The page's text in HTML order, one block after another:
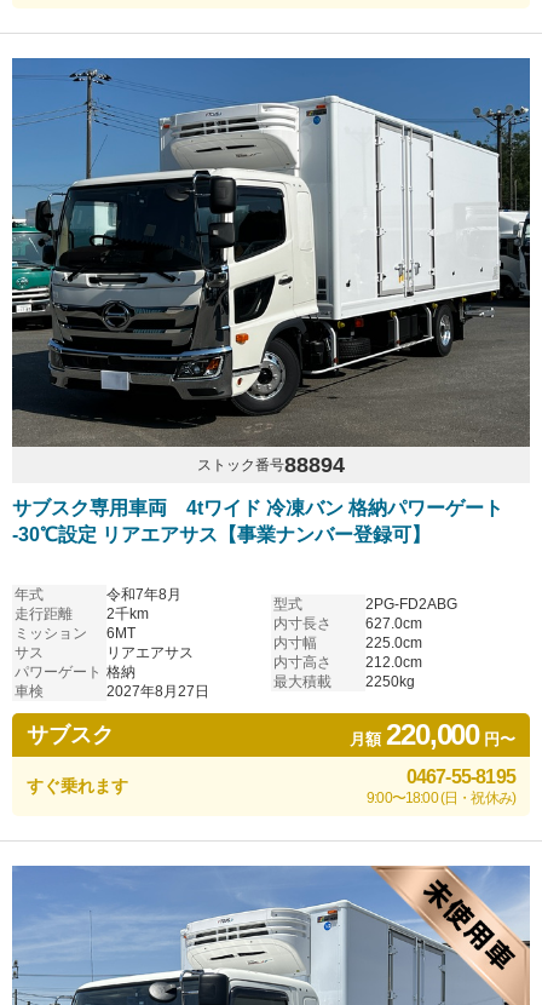
ストック番号88894
サブスク専用車両 4tワイド 冷凍バン 格納パワーゲート
-30℃設定 リアエアサス【事業ナンバー登録可】
年式
令和7年8月
走行距離
2千km
ミッション
6MT
サス
リアエアサス
パワーゲート 格納
車検
2027年8月27日
型式
2PG-FD2ABG
内寸長さ
627.0cm
内寸幅
225.0cm
内寸高さ
212.0cm
最大積載
2250kg
サブスク 月額220,000円〜
すぐ乗れます 0467-55-8195
9:00〜18:00 (日・祝休み)